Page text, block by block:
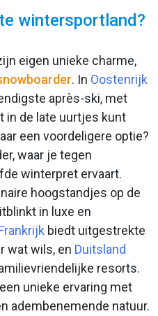
wintersportland?
eigen unieke charme,
. In Oostenrijk
après-ski, met
in de late uurtjes kunt
een voordeligere optie?
waar je tegen
winterpret ervaart.
hoogstandjes op de
in luxe en
biedt uitgestrekte
wat wils, en Duitsland
resorts.
unieke ervaring met
adembenemende natuur.